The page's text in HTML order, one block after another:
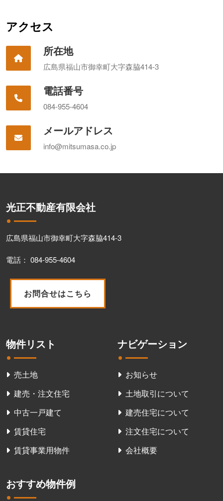
アクセス
所在地
広島県福山市御幸町大字森脇414-3
電話番号
084-955-4604
メールアドレス
info@mitsumasa.co.jp
光正不動産有限会社
広島県福山市御幸町大字森脇414-3
電話： 084-955-4604
お問合せはこちら
物件リスト
売土地
建売・注文住宅
中古一戸建て
賃貸住宅
賃貸事業用物件
ナビゲーション
お知らせ
土地取引について
建売住宅について
注文住宅について
会社概要
おすすめ物件例